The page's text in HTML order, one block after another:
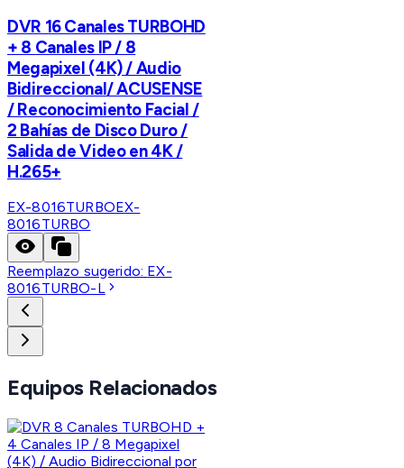
DVR 16 Canales TURBOHD
+ 8 Canales IP / 8
Megapixel (4K) / Audio
Bidireccional/ ACUSENSE
/ Reconocimiento Facial /
2 Bahías de Disco Duro /
Salida de Video en 4K /
H.265+
EX-8016TURBOEX-
8016TURBO
Reemplazo sugerido: EX-
8016TURBO-L
Equipos Relacionados